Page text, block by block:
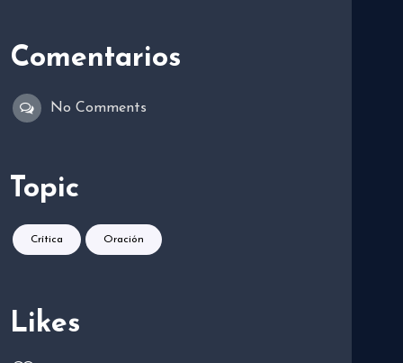
Comentarios
No Comments
Topic
Crítica Oración
Likes